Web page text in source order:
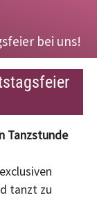
bei uns!
Tanzstunde
tanzt zu